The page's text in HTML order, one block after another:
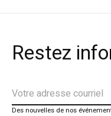
Restez
Des nouvelles de nos